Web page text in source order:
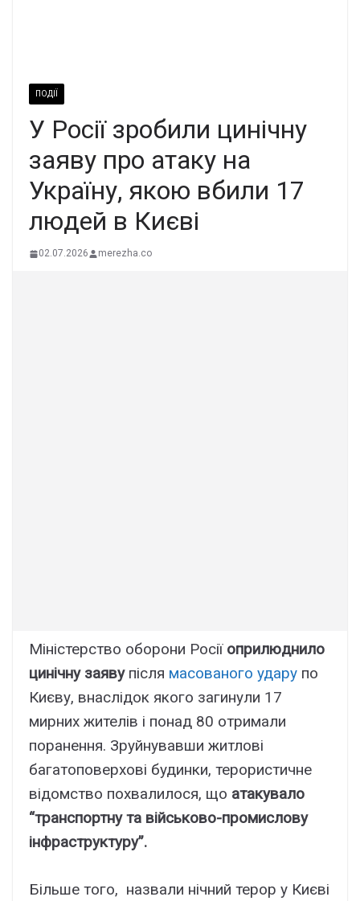
ПОДІЇ
У Росії зробили цинічну
заяву про атаку на
Україну, якою вбили 17
людей в Києві
02.07.2026 merezha.co
Міністерство оборони Росії оприлюднило
цинічну заявупісля масованого удару по
Києву, внаслідок якого загинули 17
мирних жителів і понад 80 отримали
поранення. Зруйнувавши житлові
багатоповерхові будинки, терористичне
відомство похвалилося, що атакувало
“транспортну та військово-промислову
інфраструктуру”.
Більше того, назвали нічний терор у Києві